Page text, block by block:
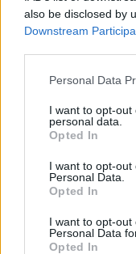
also be disclosed by
Downstream
Personal Data
I want to opt-
personal data.
Opted In
I want to opt-out
Personal Data.
Opted In
I want to opt-
Personal Data
Opted In
egyetem
vizsgaidőszak